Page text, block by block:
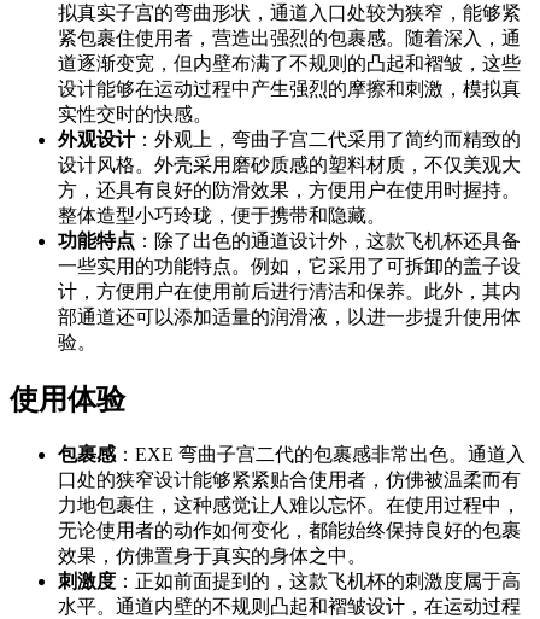
拟真实子宫的弯曲形状，通道入口处较为狭窄，能够紧
紧包裹住使用者，营造出强烈的包裹感。随着深入，通
道逐渐变宽，但内壁布满了不规则的凸起和褶皱，这些
设计能够在运动过程中产生强烈的摩擦和刺激，模拟真
实性交时的快感。
外观设计：外观上，弯曲子宫二代采用了简约而精致的
设计风格。外壳采用磨砂质感的塑料材质，不仅美观大
方，还具有良好的防滑效果，方便用户在使用时握持。
整体造型小巧玲珑，便于携带和隐藏。
功能特点 ：除了出色的通道设计外，这款飞机杯还具备
一些实用的功能特点。例如，它采用了可拆卸的盖子设
计，方便用户在使用前后进行清洁和保养。此外，其内
部通道还可以添加适量的润滑液，以进一步提升使用体
验。
使用体验
包裹感 ：EXE 弯曲子宫二代的包裹感非常出色。通道入
口处的狭窄设计能够紧紧贴合使用者，仿佛被温柔而有
力地包裹住，这种感觉让人难以忘怀。在使用过程中，
无论使用者的动作如何变化，都能始终保持良好的包裹
效果，仿佛置身于真实的身体之中。
刺激度 ：正如前面提到的，这款飞机杯的刺激度属于高
水平。通道内壁的不规则凸起和褶皱设计，在运动过程